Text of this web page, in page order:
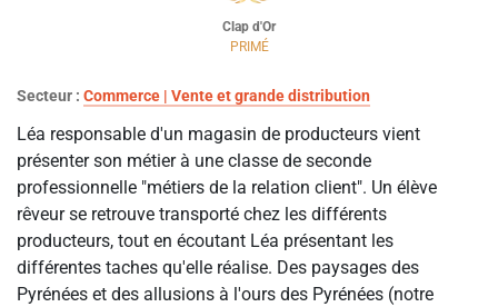
Clap d'Or
PRIMÉ
Secteur : Commerce | Vente et grande distribution
Léa responsable d'un magasin de producteurs vient
présenter son métier à une classe de seconde
professionnelle "métiers de la relation client". Un élève
rêveur se retrouve transporté chez les différents
producteurs, tout en écoutant Léa présentant les
différentes taches qu'elle réalise. Des paysages des
Pyrénées et des allusions à l'ours des Pyrénées (notre